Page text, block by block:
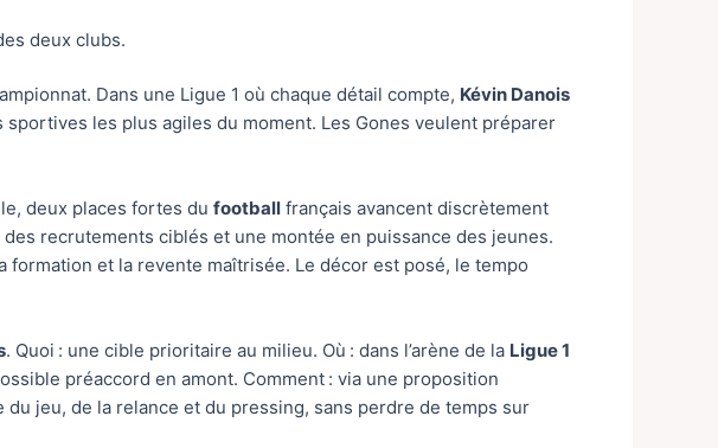
deux clubs.
Dans une Ligue 1 où chaque détail compte, Kévin Danois
sportives les plus agiles du moment. Les Gones veulent préparer
deux places fortes du football français avancent discrètement
recrutements ciblés et une montée en puissance des jeunes.
et la revente maîtrisée. Le décor est posé, le tempo
. Quoi : une cible prioritaire au milieu. Où : dans l’arène de la Ligue 1
préaccord en amont. Comment : via une proposition
jeu, de la relance et du pressing, sans perdre de temps sur